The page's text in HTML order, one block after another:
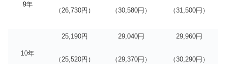
9年
（26,730円） （30,580円） （31,500円）
10年
25,190円
（25,520円）
29,040円
（29,370円）
29,960円
（30,290円）